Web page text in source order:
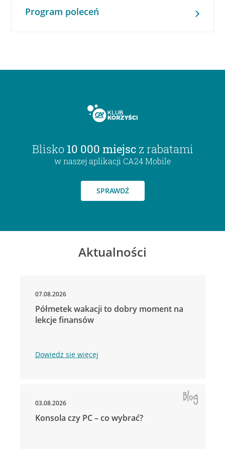
Program poleceń
Blisko 10 000 miejsc z rabatami
w naszej aplikacji CA24 Mobile
SPRAWDŹ
Aktualności
07.08.2026
Półmetek wakacji to dobry moment na
lekcje finansów
Dowiedz się więcej
03.08.2026
Konsola czy PC – co wybrać?